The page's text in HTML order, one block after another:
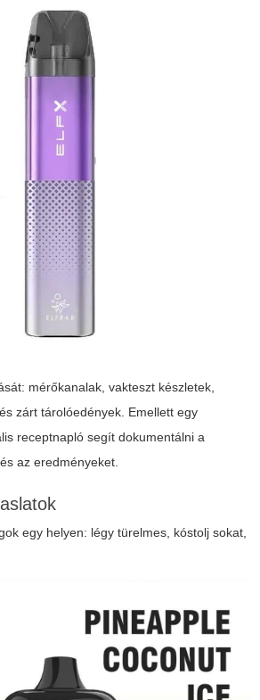
mérőkanalak, vakteszt készletek,
zárt tárolóedények. Emellett egy
receptnapló segít dokumentálni a
az eredményeket.
egy helyen: légy türelmes, kóstolj sokat,